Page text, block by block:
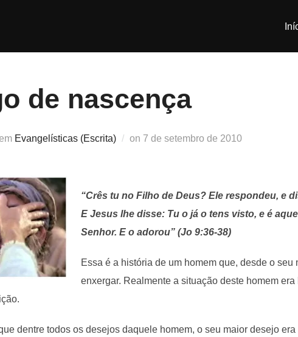
de nascença
Evangelísticas (Escrita) on Postado
7 de setembro de 2010
“Crês tu no Filho de Deus? Ele respondeu, e
E Jesus lhe disse: Tu o já o tens visto, e é
Senhor. E o adorou” (Jo 9:36-38)
Essa é a história de um homem que, desde o
enxergar. Realmente a situação deste homem
dentre todos os desejos daquele homem, o seu maior desejo